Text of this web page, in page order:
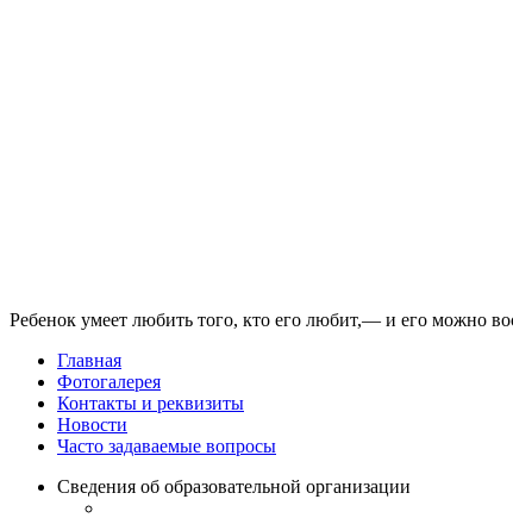
Ребенок умеет любить того, кто его любит,— и его можно
Главная
Фотогалерея
Контакты и реквизиты
Новости
Часто задаваемые вопросы
Сведения об образовательной организации